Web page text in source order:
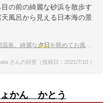
の前の綺麗な砂浜を散歩す
風呂から見える日本海の景
温泉、綺麗な夕日を眺めてお風呂を楽しめる宿は？
さんの回答（投稿日：2021/7/10 ）
かん かとう